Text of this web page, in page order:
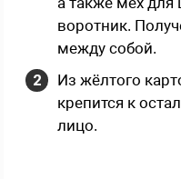
воротник.
между собой.
Из жёлтого
крепится к
лицо.